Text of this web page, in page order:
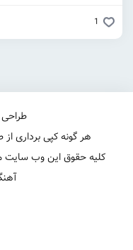
1
هر گونه کپی برداری از
کلیه حقوق این وب سایت